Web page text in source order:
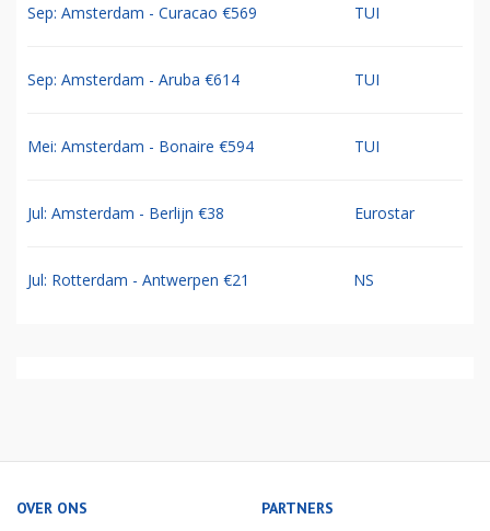
Sep: Amsterdam - Curacao €569 TUI
Sep: Amsterdam - Aruba €614 TUI
Mei: Amsterdam - Bonaire €594 TUI
Jul: Amsterdam - Berlijn €38 Eurostar
Jul: Rotterdam - Antwerpen €21 NS
OVER ONS PARTNERS